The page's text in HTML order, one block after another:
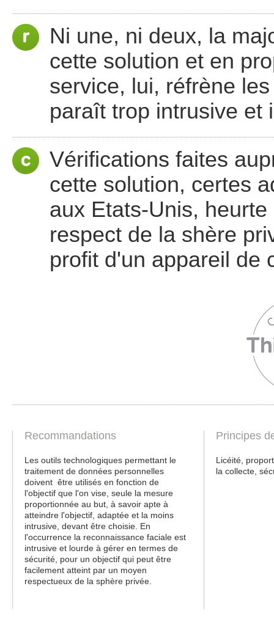
Ni une, ni deux, la
cette solution et en
service, lui, réfrène
paraît trop intrusive et
Vérifications faites
cette solution, certes
aux Etats-Unis,
respect de la shère
profit d'un appareil de
Recommandations
Les outils technologiques permettant le
traitement de données personnelles
doivent être utilisés en fonction de
l'objectif que l'on vise, seule la mesure
proportionnée au but, à savoir apte à
atteindre l'objectif, adaptée et la moins
intrusive, devant être choisie. En
l'occurrence la reconnaissance faciale est
intrusive et lourde à gérer en termes de
sécurité, pour un objectif qui peut être
facilement atteint par un moyen
respectueux de la sphère privée.
Principes
Licéité,
la collecte,